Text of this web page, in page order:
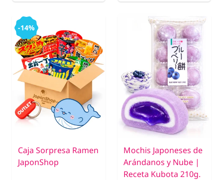
-14%
Caja Sorpresa Ramen
JaponShop
Mochis Japoneses de
Arándanos y Nube |
Receta Kubota 210g.